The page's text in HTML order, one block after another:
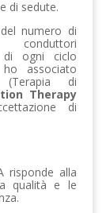
di sedute.
numero di
di ogni ciclo
associato
di
Therapy
di
risponde alla
qualità e le